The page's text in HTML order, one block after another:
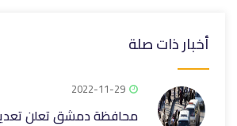
أخبار ذات صلة
2022-11-29
محافظة دمشق تعلن